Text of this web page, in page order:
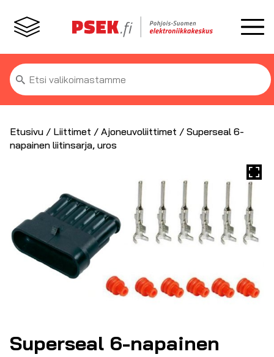
Etsi:
Etusivu / Liittimet / Ajoneuvoliittimet / Superseal 6-
napainen liitinsarja, uros
Superseal 6-napainen